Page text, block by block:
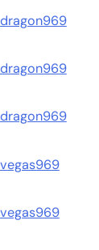
dragon969
dragon969
dragon969
vegas969
vegas969